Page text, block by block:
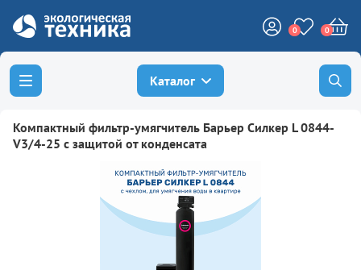
0 0
Каталог
Компактный фильтр-умягчитель Барьер Силкер L 0844-
V3/4-25 с защитой от конденсата